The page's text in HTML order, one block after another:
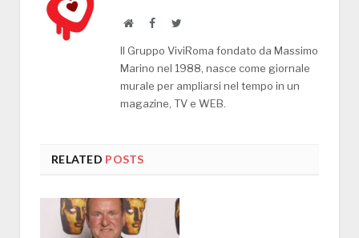
WebsiteFacebookTwitter
Il Gruppo ViviRoma fondato da Massimo
Marino nel 1988, nasce come giornale
murale per ampliarsi nel tempo in un
magazine, TV e WEB.
RELATED POSTS